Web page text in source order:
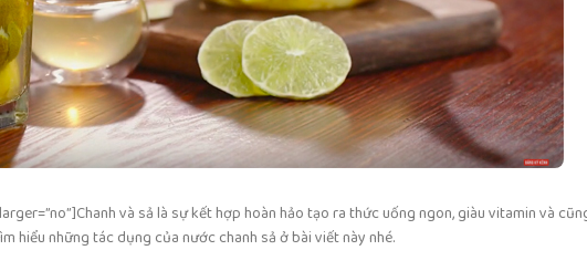
và sả là sự kết hợp hoàn hảo tạo ra thức uống ngon, giàu vitamin và
hiểu những tác dụng của nước chanh sả ở bài viết này nhé.